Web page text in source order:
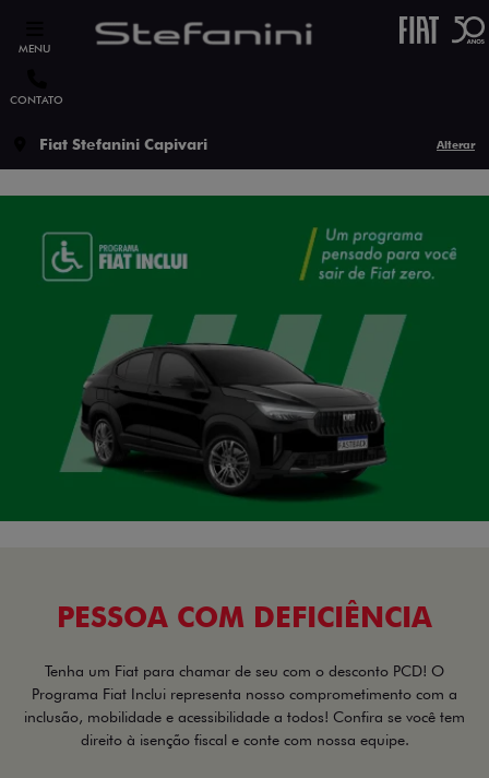
MENU
CONTATO
Fiat Stefanini Capivari Alterar
PESSOA COM DEFICIÊNCIA
Tenha um Fiat para chamar de seu com o desconto PCD! O
Programa Fiat Inclui representa nosso comprometimento com a
inclusão, mobilidade e acessibilidade a todos! Confira se você tem
direito à isenção fiscal e conte com nossa equipe.